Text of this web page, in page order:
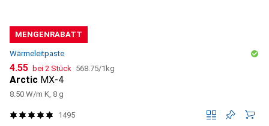
MENGENRABATT
Wärmeleitpaste
CHF
4.55 bei 2 Stück CHF
568.75/1kg
Arctic MX-4
8.50 W/m K, 8 g
1495